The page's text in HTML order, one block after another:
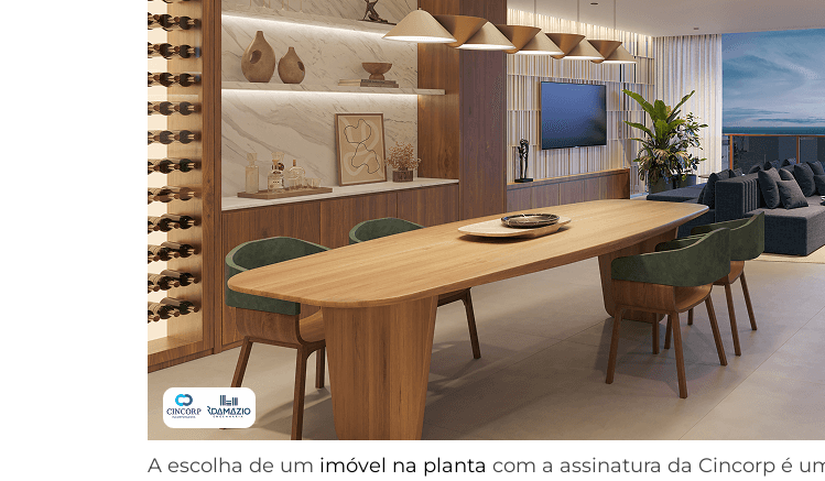
A escolha de um imóvel na planta com a assinatura da Cincorp é